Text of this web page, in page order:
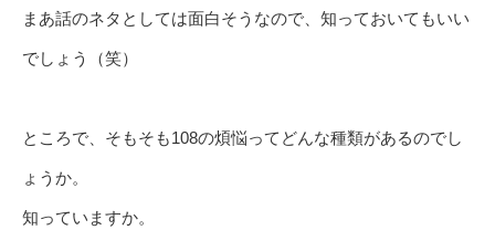
まあ話のネタとしては面白そうなので、知っておいてもいい
でしょう（笑）
ところで、そもそも108の煩悩ってどんな種類があるのでし
ょうか。
知っていますか。